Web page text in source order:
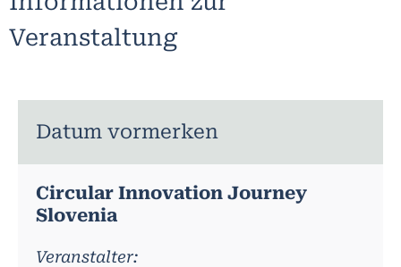
Veranstaltung
Datum vormerken
Circular Innovation Journey
Slovenia
Veranstalter: